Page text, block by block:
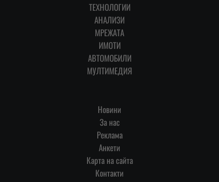
ТЕХНОЛОГИИ
АНАЛИЗИ
МРЕЖАТА
ИМОТИ
АВТОМОБИЛИ
МУЛТИМЕДИЯ
Новини
За нас
Реклама
Анкети
Карта на сайта
Контакти